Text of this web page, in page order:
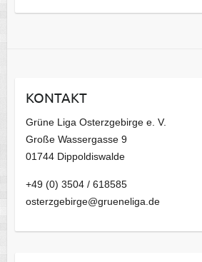
a
v
KONTAKT
Grüne Liga Osterzgebirge e. V.
Große Wassergasse 9
01744 Dippoldiswalde
+49 (0) 3504 / 618585
osterzgebirge@grueneliga.de